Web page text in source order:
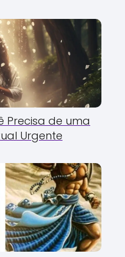
Precisa de uma
Urgente